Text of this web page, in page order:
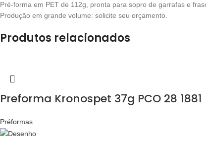
Pré-forma em PET de 112g, pronta para sopro de garrafas e
Produção em grande volume: solicite seu orçamento.
Produtos relacionados
Preforma Kronospet 37g PCO 28 1881
Préformas